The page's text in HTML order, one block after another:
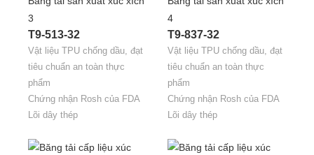
T9-513-32
Vật liệu TPU chống dầu, đạt
tiêu chuẩn an toàn thực
phẩm
Chứng nhận Rosh của FDA
Lõi dây thép
T9-837-32
Vật liệu TPU chống dầu, đạt
tiêu chuẩn an toàn thực
phẩm
Chứng nhận Rosh của FDA
Lõi dây thép